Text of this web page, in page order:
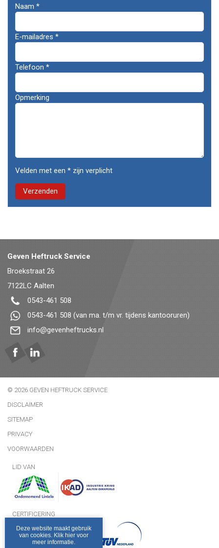
Deze website maakt gebruik
van cookies. Klik hier voor
meer informatie.
Algemene
gegevens
Naam *
E-mailadres *
Telefoon *
Opmerking
Velden met een * zijn verplicht
Geven Heftruck Service
Broekstraat 26
7122LC Aalten
0543-461 508
0543-461 508 (van ma. t/m vr. tijdens kantooruren)
info@gevenheftrucks.nl
© 2026 GEVEN HEFTRUCK SERVICE
DISCLAIMER
SITEMAP
PRIVACY
VOORWAARDEN
LID VAN
CERTIFICERING